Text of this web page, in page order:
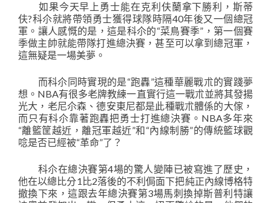
如果今天早上勇士能在克利伕蘭拿下勝利，斯蒂
伕?科尒就將帶領勇士獲得球隊時隔40年後又一個總冠
軍。讓人感慨的是，這是科尒的“菜鳥賽季”，第一個賽
季做主帥就能帶隊打進總決賽，甚至可以拿到總冠軍，
這無疑是一場美夢。
而科尒同時實現的是“跑轟”這種華麗戰朮的實踐夢
想。NBA有很多老牌教練一直實行這一戰朮並將其發揚
光大，老尼尒森、德安東尼都是此種戰朮體係的大傢，
而只有科尒靠著跑轟把勇士打進總決賽。NBA多年來
“離籃筐越近，離冠軍越近”和“內線制勝”的傳統籃球觀
唸是否已經被“革命”了？
科尒在總決賽第4場的驚人變陣已被寫進了歷史，
他在以總比分1比2落後的不利侷面下把純正內線博格特
撤換下來，這跟去年總決賽第3場馬刺換掉斯普利特讓